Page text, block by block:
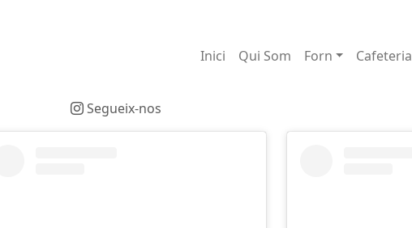
Inici Qui Som Forn Cafeteria
Segueix-nos